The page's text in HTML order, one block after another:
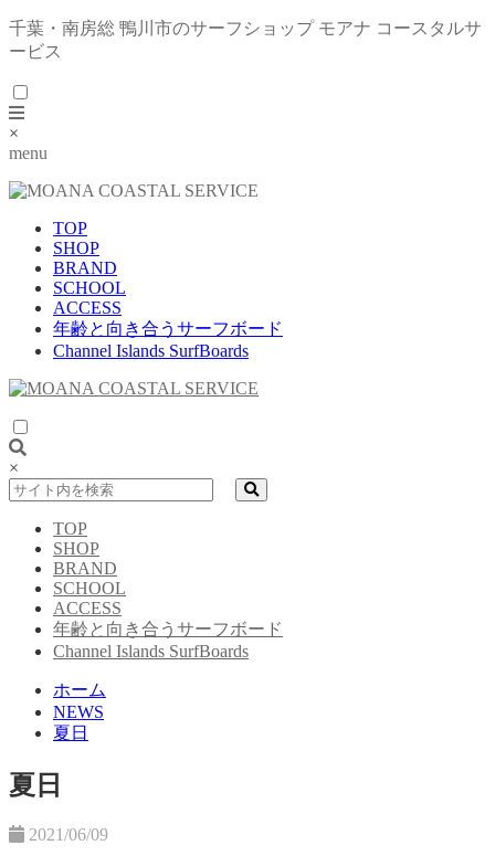
千葉・南房総 鴨川市のサーフショップ モアナ コースタルサ
ービス
×
menu
TOP
SHOP
BRAND
SCHOOL
ACCESS
年齢と向き合うサーフボード
Channel Islands SurfBoards
×
TOP
SHOP
BRAND
SCHOOL
ACCESS
年齢と向き合うサーフボード
Channel Islands SurfBoards
ホーム
NEWS
夏日
夏日
2021/06/09